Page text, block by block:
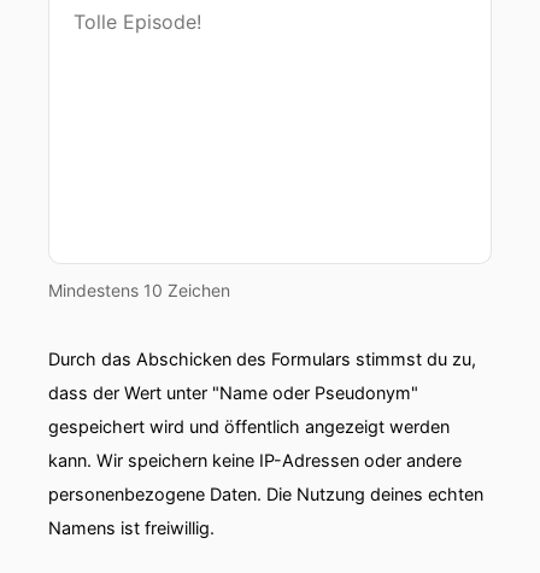
Mindestens 10 Zeichen
Durch das Abschicken des Formulars stimmst du zu,
dass der Wert unter "Name oder Pseudonym"
gespeichert wird und öffentlich angezeigt werden
kann. Wir speichern keine IP-Adressen oder andere
personenbezogene Daten. Die Nutzung deines echten
Namens ist freiwillig.